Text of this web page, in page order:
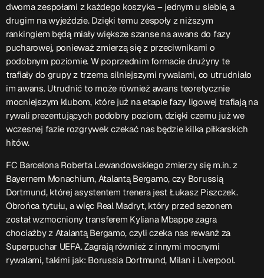
dwoma zespołami z każdego koszyka – jednym u siebie, a
drugim na wyjeździe. Dzięki temu zespoły z niższym
rankingiem będą miały większe szanse na awans do fazy
pucharowej, ponieważ zmierzą się z przeciwnikami o
podobnym poziomie. W poprzednim formacie drużyny te
trafiały do grupy z trzema silniejszymi rywalami, co utrudniało
im awans. Utrudnić to może również awans teoretycznie
mocniejszym klubom, które już na etapie fazy ligowej trafiają na
rywali prezentujących podobny poziom, dzięki czemu już we
wczesnej fazie rozgrywek czekać nas będzie kilka piłkarskich
hitów.
FC Barcelona Roberta Lewandowskiego zmierzy się m.in. z
Bayernem Monachium, Atalantą Bergamo, czy Borussią
Dortmund, której asystentem trenera jest Łukasz Piszczek.
Obrońca tytułu, a więc Real Madryt, który przed sezonem
został wzmocniony transferem Kyliana Mbappe zagra
chociażby z Atalantą Bergamo, czyli czeka nas rewanż za
Superpuchar UEFA. Zagrają również z innymi mocnymi
rywalami, takimi jak: Borussia Dortmund, Milan i Liverpool.